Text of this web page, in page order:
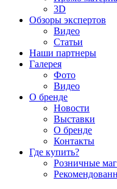
3D
Обзоры экспертов
Видео
Статьи
Наши партнеры
Галерея
Фото
Видео
О бренде
Новости
Выставки
О бренде
Контакты
Где купить?
Розничные